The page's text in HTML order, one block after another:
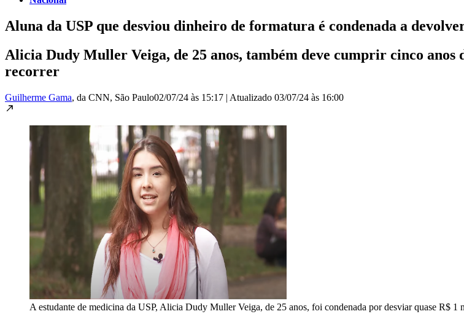
Aluna da USP que desviou dinheiro de formatura é condenada a
Alicia Dudy Muller Veiga, de 25 anos, também deve cumprir cinco
recorrer
Guilherme Gama, da CNN, São Paulo02/07/24 às 15:17 | Atualizado 03/07/24 às 16:00
A estudante de medicina da USP, Alicia Dudy Muller Veiga, de 25 anos, foi condenada por desviar quase R$ 1